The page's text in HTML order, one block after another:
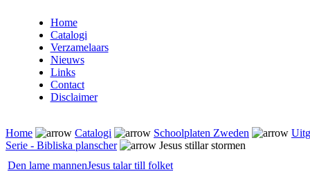
Home
Catalogi
Verzamelaars
Nieuws
Links
Contact
Disclaimer
Home Catalogi Schoolplaten Zweden
Serie - Bibliska planscher
Jesus stillar stormen
Den lame mannenJesus talar till folket